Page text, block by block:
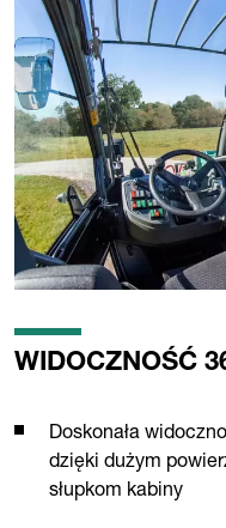
WIDOCZNOŚĆ
Doskonała
dzięki dużym
słupkom kabiny